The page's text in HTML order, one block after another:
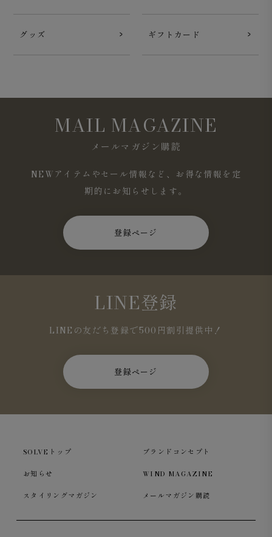
グッズ ギフトカード
MAIL MAGAZINE
メールマガジン購読
NEWアイテムやセール情報など、お得な情報を定
期的にお知らせします。
登録ページ
LINE登録
LINEの友だち登録で500円割引提供中！
登録ページ
SOLVEトップ ブランドコンセプト
お知らせ WIND MAGAZINE
スタイリングマガジン メールマガジン購読